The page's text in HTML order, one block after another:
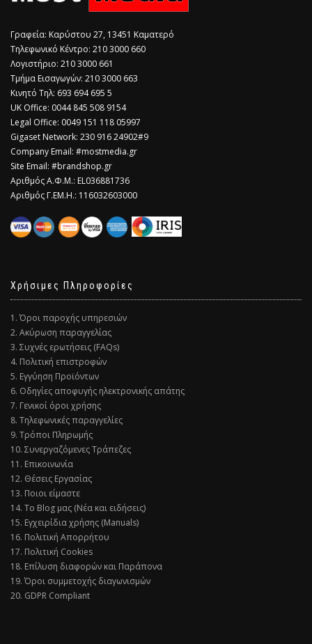
Γραφεία: Καρύστου 27, 13451 Καματερό
Τηλεφωνικό Κέντρο: 210 3000 660
Λογιστήριο: 210 3000 661
Τμήμα Εισαγωγών: 210 3000 663
Κινητό Τηλ: 693 694 695 5
​UK Office: 0044 845 508 9154
Legal Office: 0049 151 118 05997
Gigaset Network: 230 916 24902#9
Company Email: #mostmedia.gr
Site Email: #brandshop.gr
Αριθμός Α.Φ.Μ.: EL036881736
Αριθμός Γ.ΕΜ.Η.: 116032603000
Χρήσιμες Πληροφορίες
1. Όροι παροχής υπηρεσιών
2. Ακύρωση παραγγελίας
3. Συχνές ερωτήσεις (FAQs)
4. Πολιτική επιστροφών
5. Εγγύηση Προϊόντων
6. Οδηγίες αποφυγής ηλεκτρονικής απάτης
7. Γενικοί όροι χρήσης
8. Τηλεφωνικές παραγγελίες
9. Τρόποι Πληρωμής
10. Συνεργαζόμενες Τράπεζες
11. Επικοινωνία
12. Θέσεις Εργασίας
13. Ποιοι είμαστε
14. Το Blog μας (Νέα και ειδήσεις)
15. Εγχειρίδια χρήσης (Manuals)
16. Πολιτική Απορρήτου
17. Πολιτική Cookies
18. Επίλυση διαφορών και Παράπονα
19. Όροι συμμετοχής διαγωνισμών
20. GDPR Compliant